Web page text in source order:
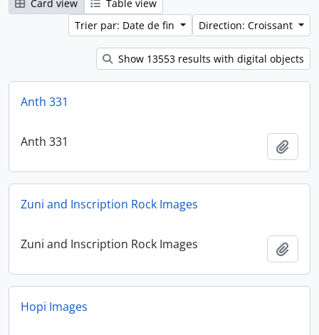
Card view
Table view
Trier par: Date de fin
Direction: Croissant
Show 13553 results with digital objects
Anth 331
Anth 331
Zuni and Inscription Rock Images
Zuni and Inscription Rock Images
Hopi Images